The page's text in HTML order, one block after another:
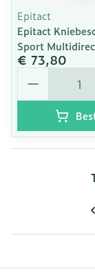
Epitact
Epitact
Sport
€ 73,80
Aantal